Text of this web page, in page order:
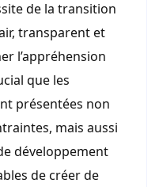
de la transition
transparent et
l’appréhension
que les
présentées non
mais aussi
développement
de créer de